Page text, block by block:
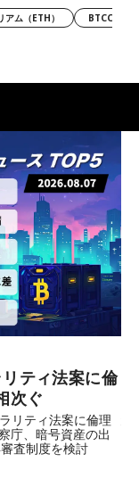
アム（ETH） BTCC
ティ法案に倫
次ぐ
リティ法案に倫理
庁、暗号資産の出
査制度を検討